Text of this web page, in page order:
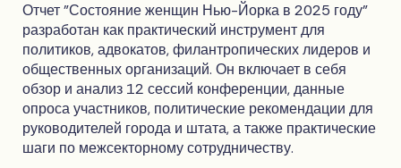
Отчет "Состояние женщин Нью-Йорка в 2025 году"
разработан как практический инструмент для
политиков, адвокатов, филантропических лидеров и
общественных организаций. Он включает в себя
обзор и анализ 12 сессий конференции, данные
опроса участников, политические рекомендации для
руководителей города и штата, а также практические
шаги по межсекторному сотрудничеству.